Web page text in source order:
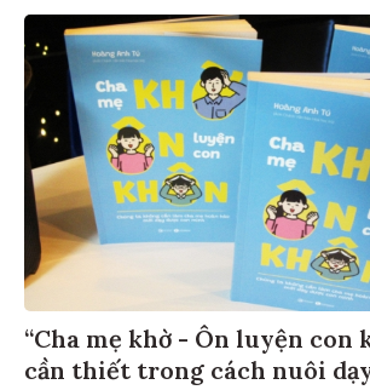
“Cha mẹ khờ - Ôn luyện con
cần thiết trong cách nuôi